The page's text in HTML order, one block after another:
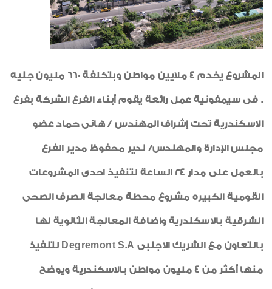
شهادات جودة ISO
إعلان
خواطر ايمانية
المشروع يخدم 4 ملايين مواطن وبتكلفة 660 مليون جنيه
. فى سيمفونية عمل رائعة يقوم أبناء الفرع الشركة بفرع
الاسكندرية تحت إشراف المهندس / هانى حماد عضو
مجلس الإدارة والمهندس/ ندير محفوظ مدير الفرع
بالعمل على مدار 24 الساعة لتنفيذ احدى المشروعات
القومية الكبيره مشروع محطة معالجة الصرف الصحى
الشرقية بالاسكندرية واضافة المعالجة الثانوية لها
بالتعاون مع الشريك الاجنبى Degremont S.A لتنفيذ
منها أكثر من 4 مليون مواطن بالاسكندرية ويوضح